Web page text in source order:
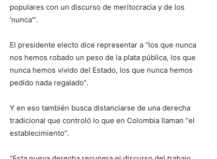
populares con un discurso de meritocracia y de los
‘nunca'”.
El presidente electo dice representar a “los que nunca
nos hemos robado un peso de la plata pública, los que
nunca hemos vivido del Estado, los que nunca hemos
pedido nada regalado”.
Y en eso también busca distanciarse de una derecha
tradicional que controló lo que en Colombia llaman “el
establecimiento”.